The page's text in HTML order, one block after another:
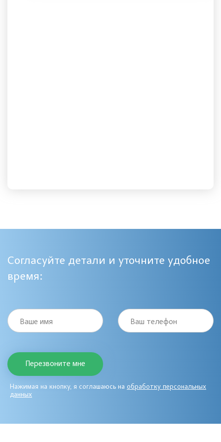
Согласуйте детали и уточните удобное
время:
Ваше имя Ваш телефон
Нажимая на кнопку, я соглашаюсь на обработку персональных
данных